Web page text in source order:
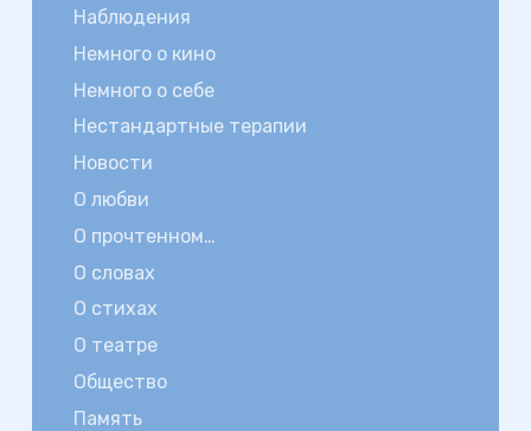
Наблюдения
Немного о кино
Немного о себе
Нестандартные терапии
Новости
О любви
О прочтенном…
О словах
О стихах
О театре
Общество
Память